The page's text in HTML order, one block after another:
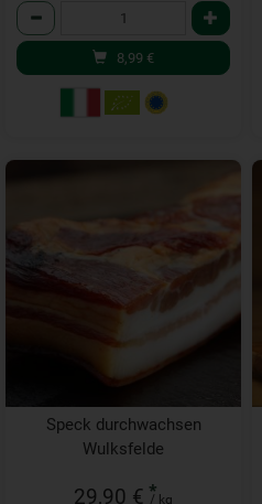
Anzahl
8,99 €
Speck durchwachsen
Wulksfelde
29,90 € *
/ kg